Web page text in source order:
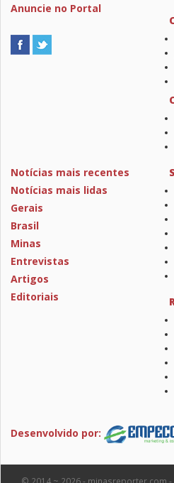
Anuncie no Portal
Notícias mais recentes
Notícias mais lidas
Gerais
Brasil
Minas
Entrevistas
Artigos
Editoriais
Desenvolvido por: